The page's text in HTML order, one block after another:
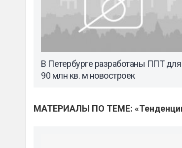
В Петербурге разработаны ППТ для
90 млн кв. м новостроек
МАТЕРИАЛЫ ПО ТЕМЕ: